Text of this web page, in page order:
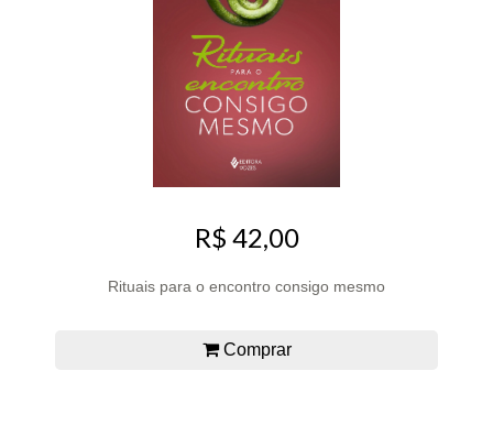
R$ 42,00
Rituais para o encontro consigo mesmo
Comprar